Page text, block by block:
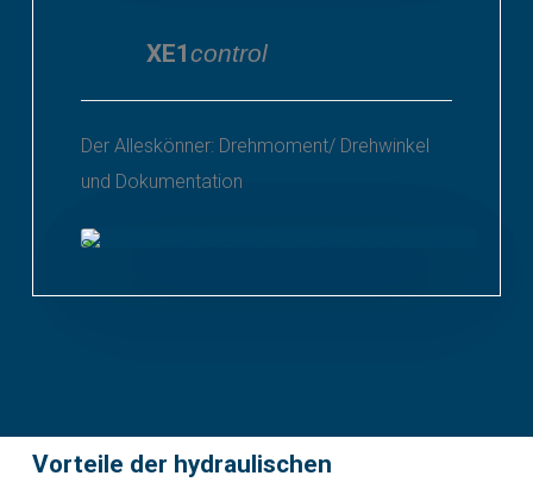
XE1control
Der Alleskönner: Drehmoment/ Drehwinkel
und Dokumentation
Vorteile der hydraulischen